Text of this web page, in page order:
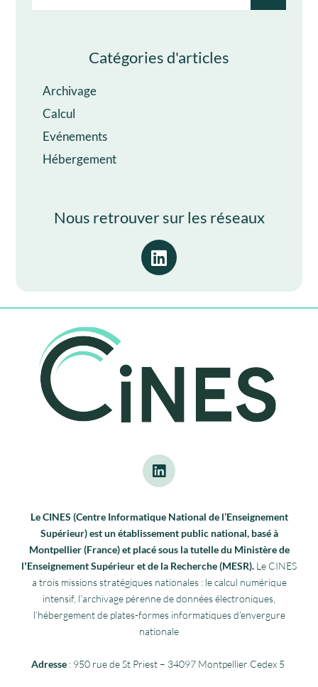
Catégories d'articles
Archivage
Calcul
Evénements
Hébergement
Nous retrouver sur les réseaux
Le CINES (Centre Informatique National de l’Enseignement
Supérieur) est un établissement public national, basé à
Montpellier (France) et placé sous la tutelle du Ministère de
lʼEnseignement Supérieur et de la Recherche (MESR). Le CINES
a trois missions stratégiques nationales : le calcul numérique
intensif, l’archivage pérenne de données électroniques,
l’hébergement de plates-formes informatiques d’envergure
nationale
Adresse : 950 rue de St Priest – 34097 Montpellier Cedex 5